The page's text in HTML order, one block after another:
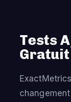
Tests
Gratuit